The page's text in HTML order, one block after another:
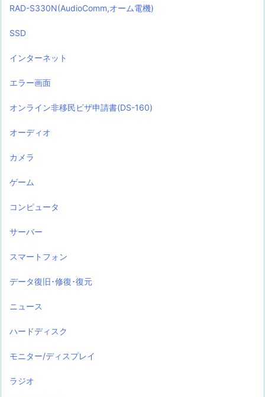
RAD-S330N(AudioComm,オーム電機)
SSD
インターネット
エラー画面
オンライン非移民ビザ申請書(DS-160)
オーディオ
カメラ
ゲーム
コンピュータ
サーバー
スマートフォン
データ復旧･修復･復元
ニュース
ハードディスク
モニター/ディスプレイ
ラジオ